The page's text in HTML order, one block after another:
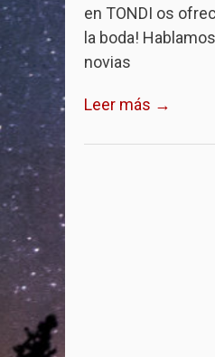
en TONDI os
la boda!
novias
Leer más →